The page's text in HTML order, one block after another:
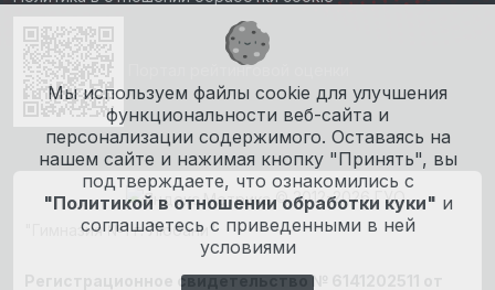
Портал рейтинговой оценки
© 2012-2026 ГУО
"Гимназия №1 г. Любани"
Регистрационное свидетельство № 6141202511 от
Мы используем файлы cookie для улучшения
функциональности веб-сайта и
персонализации содержимого. Оставаясь на
нашем сайте и нажимая кнопку "Принять", вы
подтверждаете, что ознакомились с
"Политикой в отношении обработки куки" и
соглашаетесь с приведенными в ней
условиями